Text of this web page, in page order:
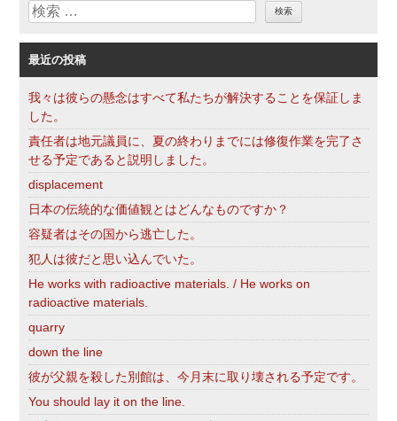
ー
検
最近の投稿
我々は彼らの懸念はすべて私たちが解決することを保証しま
した。
責任者は地元議員に、夏の終わりまでには修復作業を完了さ
せる予定であると説明しました。
displacement
日本の伝統的な価値観とはどんなものですか？
容疑者はその国から逃亡した。
犯人は彼だと思い込んでいた。
He works with radioactive materials. / He works on
radioactive materials.
quarry
down the line
彼が父親を殺した別館は、今月末に取り壊される予定です。
You should lay it on the line.